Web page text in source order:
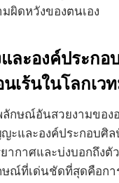
ผิดหวังของตนเอง
ละองค์ประกอ
เร้นในโลกเว
ลักษณ์อันสวยงามขอ
ะและองค์ประกอบศิ
ยากาศและบ่งบอกถึงตั
ณ์ที่เด่นชัดที่สุดคือการ